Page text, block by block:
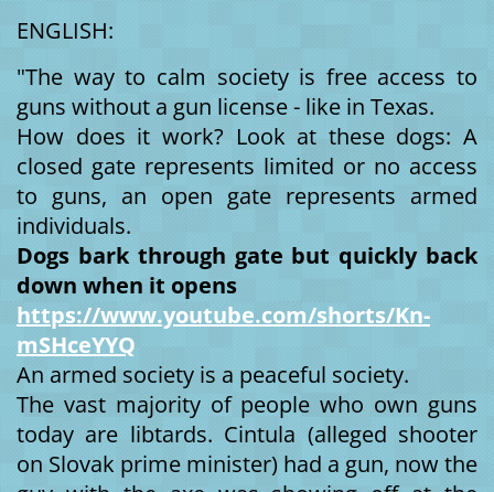
ENGLISH:
"The way to calm society is free access to
guns without a gun license - like in Texas.
How does it work? Look at these dogs: A
closed gate represents limited or no access
to guns, an open gate represents armed
individuals.
Dogs bark through gate but quickly back
down when it opens
https://www.youtube.com/shorts/Kn-
mSHceYYQ
An armed society is a peaceful society.
The vast majority of people who own guns
today are libtards. Cintula (alleged shooter
on Slovak prime minister) had a gun, now the